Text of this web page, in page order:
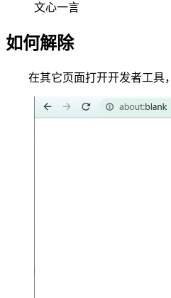
文心一言
如何解除
在其它页面打开开发者工具